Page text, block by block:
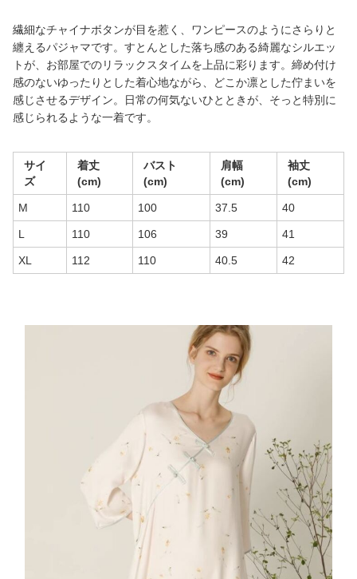
繊細なチャイナボタンが目を惹く、ワンピースのようにさらりと
纏えるパジャマです。すとんとした落ち感のある綺麗なシルエッ
トが、お部屋でのリラックスタイムを上品に彩ります。締め付け
感のないゆったりとした着心地ながら、どこか凛とした佇まいを
感じさせるデザイン。日常の何気ないひとときが、そっと特別に
感じられるような一着です。
サイ
ズ
着丈
(cm)
バスト
(cm)
肩幅
(cm)
袖丈
(cm)
M 110 100 37.5 40
L 110 106 39 41
XL 112 110 40.5 42